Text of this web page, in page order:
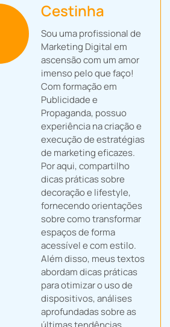
Cestinha
Sou uma profissional de
Marketing Digital em
ascensão com um amor
imenso pelo que faço!
Com formação em
Publicidade e
Propaganda, possuo
experiência na criação e
execução de estratégias
de marketing eficazes.
Por aqui, compartilho
dicas práticas sobre
decoração e lifestyle,
fornecendo orientações
sobre como transformar
espaços de forma
acessível e com estilo.
Além disso, meus textos
abordam dicas práticas
para otimizar o uso de
dispositivos, análises
aprofundadas sobre as